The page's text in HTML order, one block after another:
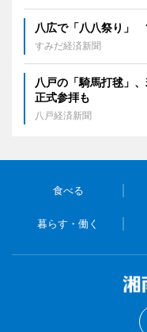
八広で「八八祭り」
すみだ経済新聞
八戸の「騎馬打毬」
正式参拝も
八戸経済新聞
食べる
暮らす・働く